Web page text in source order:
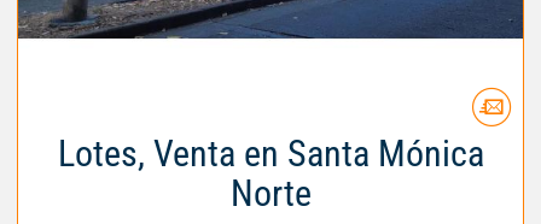
Lotes, Venta en Santa Mónica
Norte